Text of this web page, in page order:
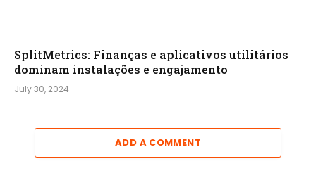
SplitMetrics: Finanças e aplicativos utilitários
dominam instalações e engajamento
July 30, 2024
ADD A COMMENT